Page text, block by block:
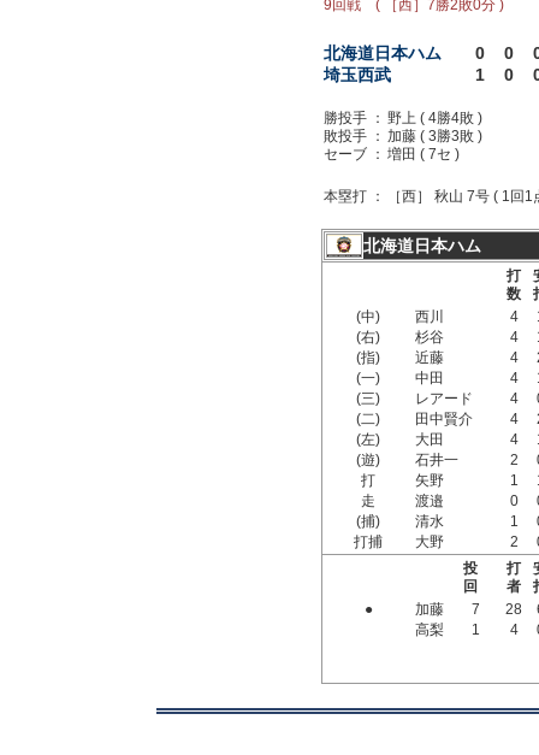
9回戦 ( ［西］7勝2敗0分 )
北海道日本ハム 0 0
埼玉西武
1 0
勝投手 ： 野上 ( 4勝4敗 )
敗投手 ： 加藤 ( 3勝3敗 )
セーブ ： 増田 ( 7セ )
本塁打 ： ［西］ 秋山 7号 ( 1回1
北海道日本ハム
打
数
(中)
西川 4
(右)
杉谷 4
(指)
近藤 4
(一)
中田 4
(三)
レアード 4
(二)
田中賢介 4
(左)
大田 4
(遊)
石井一 2
打
矢野 1
走
渡邉 0
(捕)
清水 1
打捕
大野 2
投
回
打
者
●
加藤 7 28
高梨
1 4